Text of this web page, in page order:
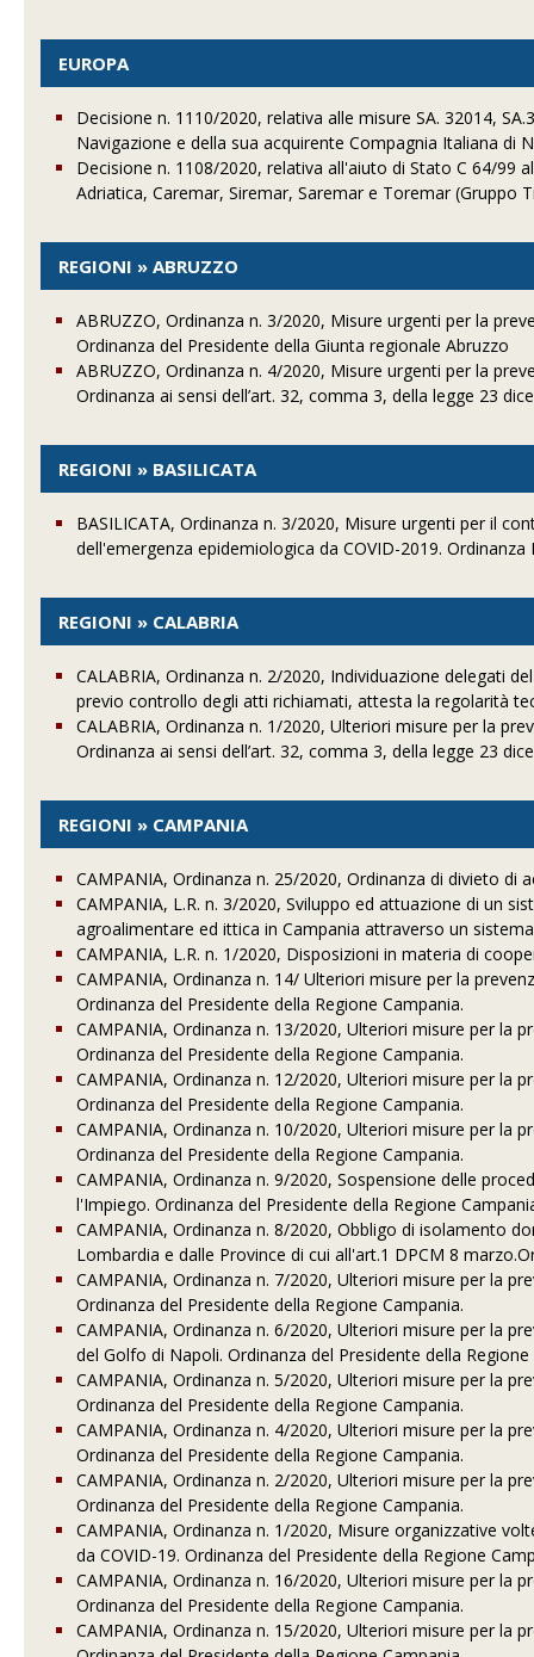
EUROPA
Decisione n. 1110/2020, relativa alle misure SA. 32014,
Navigazione e della sua acquirente Compagnia Italiana di
Decisione n. 1108/2020, relativa all'aiuto di Stato C 64/99
Adriatica, Caremar, Siremar, Saremar e Toremar (Gruppo
REGIONI » ABRUZZO
ABRUZZO, Ordinanza n. 3/2020, Misure urgenti per la
Ordinanza del Presidente della Giunta regionale Abruzzo
ABRUZZO, Ordinanza n. 4/2020, Misure urgenti per la
Ordinanza ai sensi dell’art. 32, comma 3, della legge 23
REGIONI » BASILICATA
BASILICATA, Ordinanza n. 3/2020, Misure urgenti per il
dell'emergenza epidemiologica da COVID-2019.
REGIONI » CALABRIA
CALABRIA, Ordinanza n. 2/2020, Individuazione delegati
previo controllo degli atti richiamati, attesta la regolarità
CALABRIA, Ordinanza n. 1/2020, Ulteriori misure per la
Ordinanza ai sensi dell’art. 32, comma 3, della legge 23
REGIONI » CAMPANIA
CAMPANIA, Ordinanza n. 25/2020, Ordinanza di divieto
CAMPANIA, L.R. n. 3/2020, Sviluppo ed attuazione di un
agroalimentare ed ittica in Campania attraverso un
CAMPANIA, L.R. n. 1/2020, Disposizioni in materia di
CAMPANIA, Ordinanza n. 14/ Ulteriori misure per la
Ordinanza del Presidente della Regione Campania.
CAMPANIA, Ordinanza n. 13/2020, Ulteriori misure per la
Ordinanza del Presidente della Regione Campania.
CAMPANIA, Ordinanza n. 12/2020, Ulteriori misure per la
Ordinanza del Presidente della Regione Campania.
CAMPANIA, Ordinanza n. 10/2020, Ulteriori misure per la
Ordinanza del Presidente della Regione Campania.
CAMPANIA, Ordinanza n. 9/2020, Sospensione delle
l'Impiego. Ordinanza del Presidente della Regione
CAMPANIA, Ordinanza n. 8/2020, Obbligo di isolamento
Lombardia e dalle Province di cui all'art.1 DPCM 8
CAMPANIA, Ordinanza n. 7/2020, Ulteriori misure per la
Ordinanza del Presidente della Regione Campania.
CAMPANIA, Ordinanza n. 6/2020, Ulteriori misure per la
del Golfo di Napoli. Ordinanza del Presidente della Regione
CAMPANIA, Ordinanza n. 5/2020, Ulteriori misure per la
Ordinanza del Presidente della Regione Campania.
CAMPANIA, Ordinanza n. 4/2020, Ulteriori misure per la
Ordinanza del Presidente della Regione Campania.
CAMPANIA, Ordinanza n. 2/2020, Ulteriori misure per la
Ordinanza del Presidente della Regione Campania.
CAMPANIA, Ordinanza n. 1/2020, Misure organizzative
da COVID-19. Ordinanza del Presidente della Regione
CAMPANIA, Ordinanza n. 16/2020, Ulteriori misure per la
Ordinanza del Presidente della Regione Campania.
CAMPANIA, Ordinanza n. 15/2020, Ulteriori misure per la